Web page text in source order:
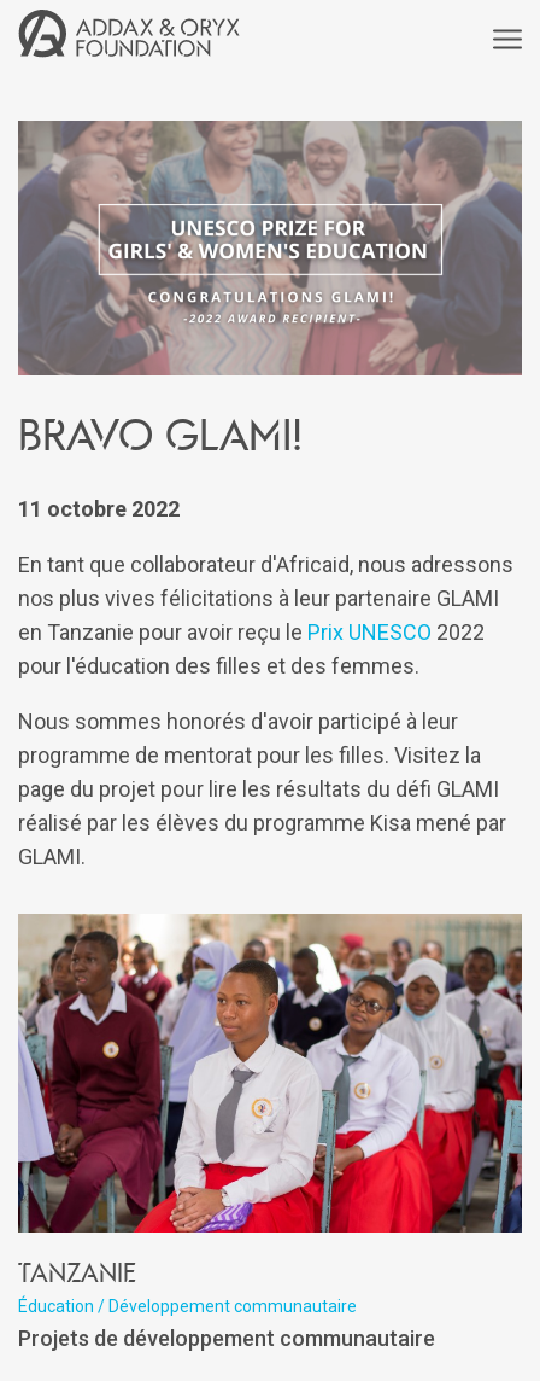
Bravo GLAMI!
11 octobre 2022
En tant que collaborateur d'Africaid, nous adressons
nos plus vives félicitations à leur partenaire GLAMI
en Tanzanie pour avoir reçu le Prix UNESCO 2022
pour l'éducation des filles et des femmes.
Nous sommes honorés d'avoir participé à leur
programme de mentorat pour les filles. Visitez la
page du projet pour lire les résultats du défi GLAMI
réalisé par les élèves du programme Kisa mené par
GLAMI.
Tanzanie
Éducation / Développement communautaire
Projets de développement communautaire